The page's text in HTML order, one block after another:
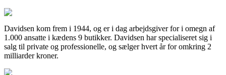
Davidsen kom frem i 1944, og er i dag arbejdsgiver for i omegn af
1.000 ansatte i kædens 9 butikker. Davidsen har specialiseret sig i
salg til private og professionelle, og sælger hvert år for omkring 2
milliarder kroner.